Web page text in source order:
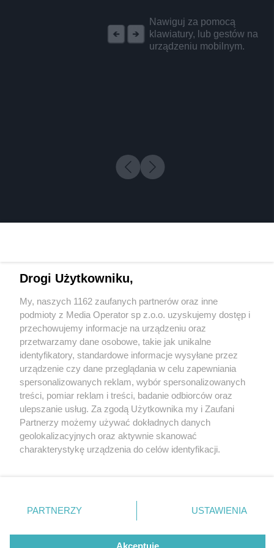
Nawiguj za pomocą
klawiatury, lub gestów na
urządzeniu mobilnym.
1 / 0
Wydawca mediów lokalnych
Nie zapomnij
zapoznać się z:
polityką prywatności regulamin korzystania z portali
Twojemiasto
Piekary Śląskie
Chorzów
Tarnowskie Góry
Gliwice
Skontakuj sięz nami
Kontakt
Wydawca
Redakcja
Drogi Użytkowniku,
My, naszych 1162 zaufanych partnerów oraz inne
podmioty z Media Operator sp z.o.o. uzyskujemy dostęp i
przechowujemy informacje na urządzeniu oraz
przetwarzamy dane osobowe, takie jak unikalne
identyfikatory, standardowe informacje wysyłane przez
urządzenie czy dane przeglądania w celu zapewniania
spersonalizowanych reklam, wybór spersonalizowanych
treści, pomiar reklam i treści, badanie odbiorców oraz
ulepszanie usług. Za zgodą Użytkownika my i Zaufani
Partnerzy możemy używać dokładnych danych
geolokalizacyjnych oraz aktywnie skanować
charakterystykę urządzenia do celów identyfikacji.
zmienić/wycofać klikając przycisk ustawień prywatności
znajdujący się w lewym dolnym rogu strony
rodzaje przetwarzania danych nie wymagają zgody
użytkownika, ale masz prawo sprzeciwić się takiemu
PARTNERZY USTAWIENIA
Akceptuję